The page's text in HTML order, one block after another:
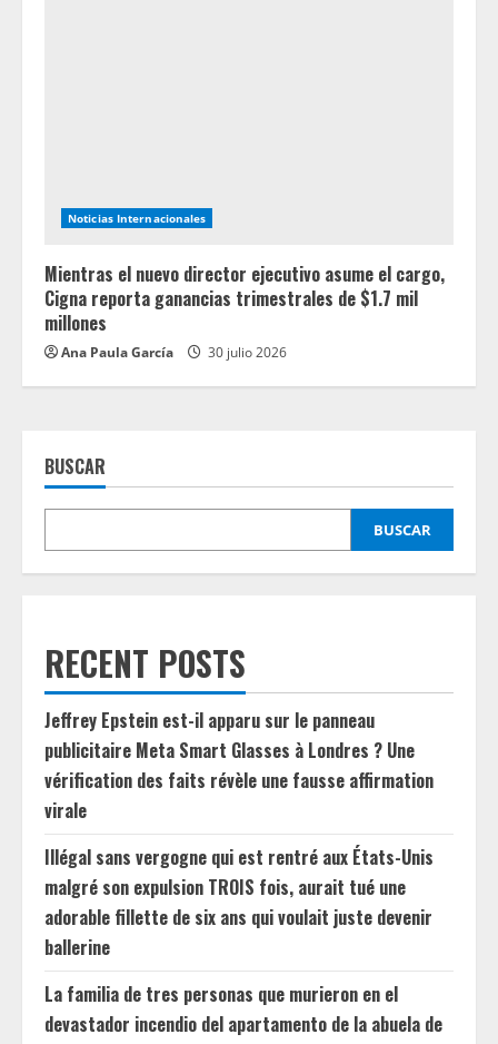
Noticias Internacionales
Mientras el nuevo director ejecutivo asume el cargo,
Cigna reporta ganancias trimestrales de $1.7 mil
millones
Ana Paula García 30 julio 2026
BUSCAR
BUSCAR
RECENT POSTS
Jeffrey Epstein est-il apparu sur le panneau
publicitaire Meta Smart Glasses à Londres ? Une
vérification des faits révèle une fausse affirmation
virale
Illégal sans vergogne qui est rentré aux États-Unis
malgré son expulsion TROIS fois, aurait tué une
adorable fillette de six ans qui voulait juste devenir
ballerine
La familia de tres personas que murieron en el
devastador incendio del apartamento de la abuela de